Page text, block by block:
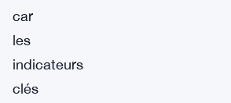
car
les
indicateurs
clés